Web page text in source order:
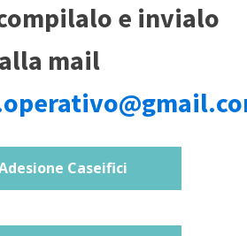
e invialo
alla mail
Caseifici